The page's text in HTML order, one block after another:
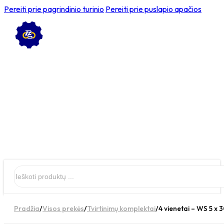
Pereiti prie pagrindinio turinio Pereiti prie puslapio apačios
Pradžia/Visos prekės/Tvirtinimų komplektai/4 vienetai – WS 5 x